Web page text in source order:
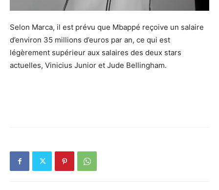
Selon Marca, il est prévu que Mbappé reçoive un salaire
d’environ 35 millions d’euros par an, ce qui est
légèrement supérieur aux salaires des deux stars
actuelles, Vinicius Junior et Jude Bellingham.